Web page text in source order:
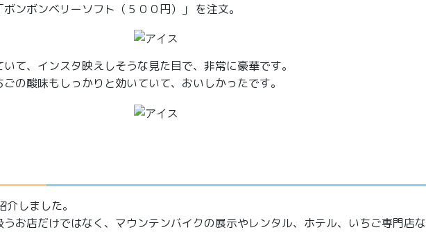
ンボンベリーソフト（５００円）」 を注文。
て、インスタ映えしそうな見た目で、非常に豪華です。
の酸味もしっかりと効いていて、おいしかったです。
介しました。
お店だけではなく、マウンテンバイクの展示やレンタル、ホテル、いちご専門店な